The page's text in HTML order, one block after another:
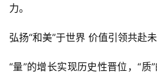
力。
弘扬“和美”于世界 价值引领共赴
“量”的增长实现历史性晋位，“质